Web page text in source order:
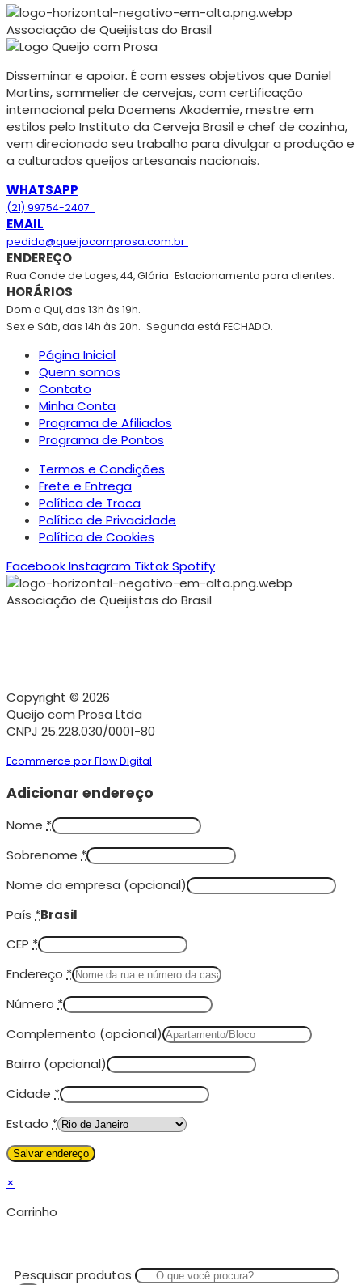
Associação de Queijistas do Brasil
Disseminar e apoiar. É com esses objetivos que Daniel
Martins, sommelier de cervejas, com certificação
internacional pela Doemens Akademie, mestre em
estilos pelo Instituto da Cerveja Brasil e chef de cozinha,
vem direcionado seu trabalho para divulgar a produção e
a culturados queijos artesanais nacionais.
WHATSAPP
(21) 99754-2407
EMAIL
pedido@queijocomprosa.com.br
ENDEREÇO
Rua Conde de Lages, 44, Glória Estacionamento para clientes.
HORÁRIOS
Dom a Qui, das 13h às 19h.
Sex e Sáb, das 14h às 20h. Segunda está FECHADO.
Página Inicial
Quem somos
Contato
Minha Conta
Programa de Afiliados
Programa de Pontos
Termos e Condições
Frete e Entrega
Política de Troca
Política de Privacidade
Política de Cookies
FacebookInstagram TiktokSpotify
Associação de Queijistas do Brasil
Copyright © 2026
Queijo com Prosa Ltda
CNPJ 25.228.030/0001-80
Ecommerce por Flow Digital
Adicionar endereço
Nome *
Sobrenome *
Nome da empresa (opcional)
País *Brasil
CEP *
Endereço *
Número *
Complemento (opcional)
Bairro (opcional)
Cidade *
Estado *
×
Carrinho
Pesquisar produtos